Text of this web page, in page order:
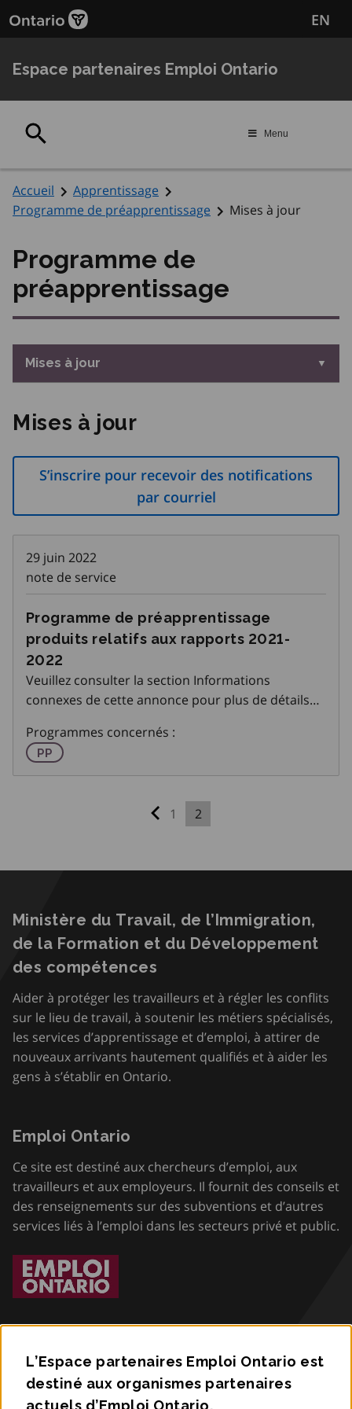
au
principal
au
L’Espace partenaires Emploi Ontario est
destiné aux organismes partenaires
actuels d’Emploi Ontario.
EN
Espace partenaires Emploi Ontario
Menu
Accueil
Apprentissage
Programme de préapprentissage
Mises à jour
Programme de
préapprentissage
Mises à jour
Mises à jour
S’inscrire pour recevoir des notifications
par courriel
29 juin 2022
note de service
Programme de préapprentissage
produits relatifs aux rapports 2021-
2022
Veuillez consulter la section Informations
connexes de cette annonce pour plus de détails
produits relatifs aux rapports 2021-2022.
Programmes concernés :
Programme de préapprentissage
PP
Page précédente
1 2
Ministère du Travail, de l’Immigration,
de la Formation et du Développement
des compétences
Aider à protéger les travailleurs et à régler les conflits
sur le lieu de travail, à soutenir les métiers spécialisés,
les services d’apprentissage et d’emploi, à attirer de
nouveaux arrivants hautement qualifiés et à aider les
gens à s’établir en Ontario.
Emploi Ontario
Ce site est destiné aux chercheurs d’emploi, aux
travailleurs et aux employeurs. Il fournit des conseils et
des renseignements sur des subventions et d’autres
services liés à l’emploi dans les secteurs privé et public.
Accessibilité